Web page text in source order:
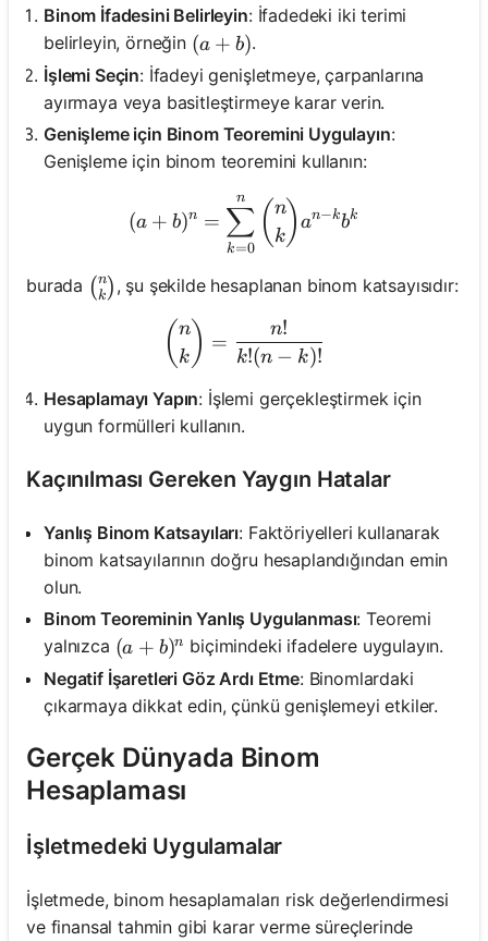
Binom İfadesini Belirleyin: İfadedeki iki terimi
belirleyin, örneğin (a + b)
(a + b).
İşlemi Seçin: İfadeyi genişletmeye, çarpanlarına
ayırmaya veya basitleştirmeye karar verin.
Genişleme için Binom Teoremini Uygulayın:
Genişleme için binom teoremini kullanın:
(a + b)^n =
(a + b)n =
k=0
∑
n ( k
n)an−kbk
burada \binom{n}{k}
(k
n) , şu şekilde hesaplanan binom katsayısıdır:
\binom{n}{k} =
( k
n) =
k!(n − k)!
n!
Hesaplamayı Yapın: İşlemi gerçekleştirmek için
uygun formülleri kullanın.
Kaçınılması Gereken Yaygın Hatalar
Yanlış Binom Katsayıları: Faktöriyelleri kullanarak
binom katsayılarının doğru hesaplandığından emin
olun.
Binom Teoreminin Yanlış Uygulanması: Teoremi
yalnızca (a + b)^n
(a + b)n biçimindeki ifadelere uygulayın.
Negatif İşaretleri Göz Ardı Etme: Binomlardaki
çıkarmaya dikkat edin, çünkü genişlemeyi etkiler.
Gerçek Dünyada Binom
Hesaplaması
İşletmedeki Uygulamalar
İşletmede, binom hesaplamaları risk değerlendirmesi
ve finansal tahmin gibi karar verme süreçlerinde